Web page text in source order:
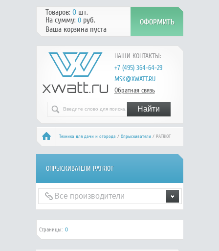
НАШИ КОНТАКТЫ:
+7 (495) 364-64-29
MSK@XWATT.RU
Обратная связь
Товаров: 0шт.
На сумму: 0руб.
Ваша корзина пуста
Техника для дачи и огорода / Опрыскиватели/ PATRIOT
ОПРЫСКИВАТЕЛИ PATRIOT
Страницы: 0